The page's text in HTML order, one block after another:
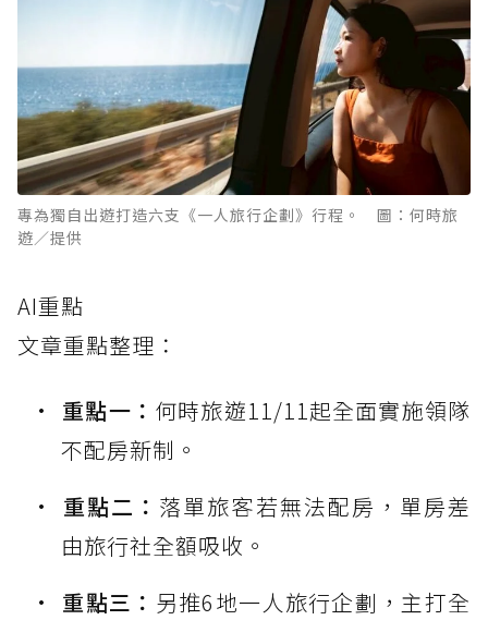
專為獨自出遊打造六支《一人旅行企劃》行程。 圖：何時旅
遊／提供
AI重點
文章重點整理：
重點一： 何時旅遊11/11起全面實施領隊
不配房新制。
重點二： 落單旅客若無法配房，單房差
由旅行社全額吸收。
重點三： 另推6地一人旅行企劃，主打全